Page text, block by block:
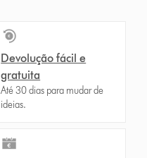
Devolução fácil e
gratuita
Até 30 dias para mudar de
ideias.